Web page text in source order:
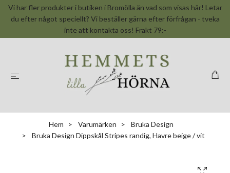
Vi har fler produkter i butiken i Bromölla än vad som visas här! Letar
du efter något speciellt? Vi beställer gärna efter förfrågan - tveka
inte att kontakta oss! Frakt 79:-
Hem Varumärken
Bruka Design
Bruka Design Dippskål Stripes randig, Havre beige / vit